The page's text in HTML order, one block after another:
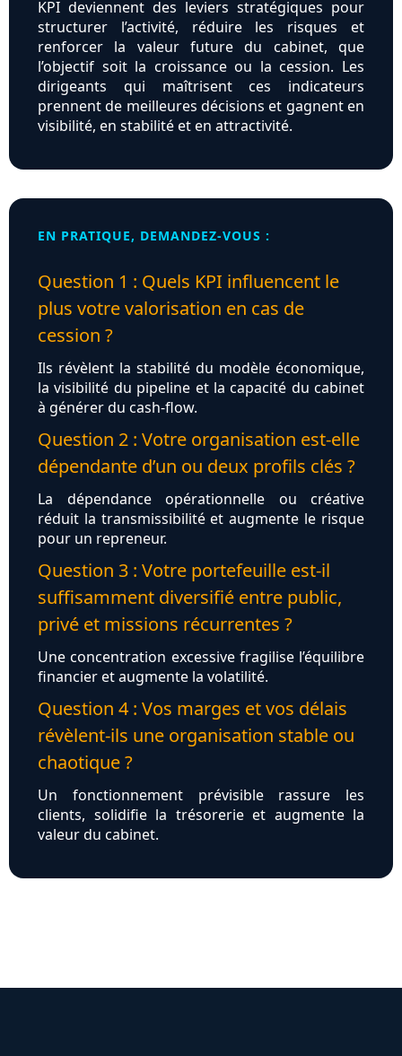
KPI deviennent des leviers stratégiques pour
structurer l’activité, réduire les risques et
renforcer la valeur future du cabinet, que
l’objectif soit la croissance ou la cession. Les
dirigeants qui maîtrisent ces indicateurs
prennent de meilleures décisions et gagnent en
visibilité, en stabilité et en attractivité.
EN PRATIQUE, DEMANDEZ-VOUS :
Question 1 : Quels KPI influencent le
plus votre valorisation en cas de
cession ?
Ils révèlent la stabilité du modèle économique,
la visibilité du pipeline et la capacité du cabinet
à générer du cash-flow.
Question 2 : Votre organisation est-elle
dépendante d’un ou deux profils clés ?
La dépendance opérationnelle ou créative
réduit la transmissibilité et augmente le risque
pour un repreneur.
Question 3 : Votre portefeuille est-il
suffisamment diversifié entre public,
privé et missions récurrentes ?
Une concentration excessive fragilise l’équilibre
financier et augmente la volatilité.
Question 4 : Vos marges et vos délais
révèlent-ils une organisation stable ou
chaotique ?
Un fonctionnement prévisible rassure les
clients, solidifie la trésorerie et augmente la
valeur du cabinet.